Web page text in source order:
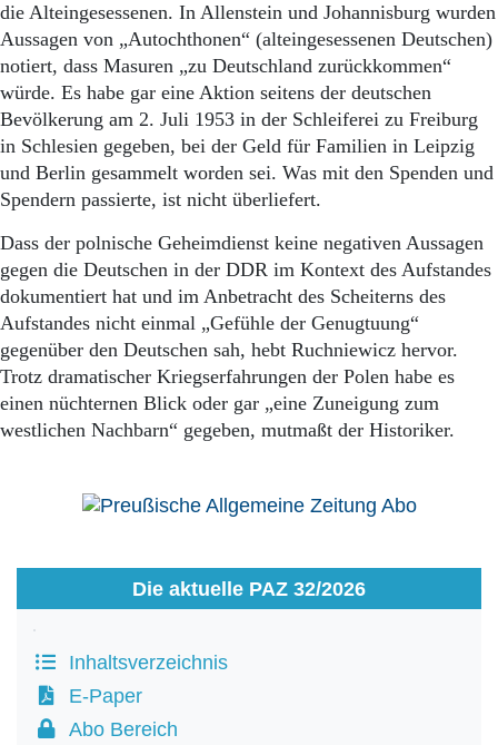
die Alteingesessenen. In Allenstein und Johannisburg wurden
Aussagen von „Autochthonen“ (alteingesessenen Deutschen)
notiert, dass Masuren „zu Deutschland zurückkommen“
würde. Es habe gar eine Aktion seitens der deutschen
Bevölkerung am 2. Juli 1953 in der Schleiferei zu Freiburg
in Schlesien gegeben, bei der Geld für Familien in Leipzig
und Berlin gesammelt worden sei. Was mit den Spenden und
Spendern passierte, ist nicht überliefert.
Dass der polnische Geheimdienst keine negativen Aussagen
gegen die Deutschen in der DDR im Kontext des Aufstandes
dokumentiert hat und im Anbetracht des Scheiterns des
Aufstandes nicht einmal „Gefühle der Genugtuung“
gegenüber den Deutschen sah, hebt Ruchniewicz hervor.
Trotz dramatischer Kriegserfahrungen der Polen habe es
einen nüchternen Blick oder gar „eine Zuneigung zum
westlichen Nachbarn“ gegeben, mutmaßt der Historiker.
Die aktuelle PAZ 32/2026
Inhaltsverzeichnis
E-Paper
Abo Bereich